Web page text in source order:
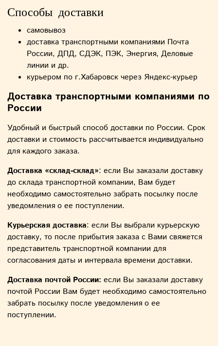
Способы доставки
самовывоз
доставка транспортными компаниями Почта
России, ДПД, СДЭК, ПЭК, Энергия, Деловые
линии и др.
курьером по г.Хабаровск через Яндекс-курьер
Доставка транспортными компаниями по
России
Удобный и быстрый способ доставки по России. Срок
доставки и стоимость рассчитывается индивидуально
для каждого заказа.
Доставка «склад-склад»: если Вы заказали доставку
до склада транспортной компании, Вам будет
необходимо самостоятельно забрать посылку после
уведомления о ее поступлении.
Курьерская доставка: если Вы выбрали курьерскую
доставку, то после прибытия заказа с Вами свяжется
представитель транспортной компании для
согласования даты и интервала времени доставки.
Доставка почтой России: если Вы заказали доставку
почтой России Вам будет необходимо самостоятельно
забрать посылку после уведомления о ее
поступлении.